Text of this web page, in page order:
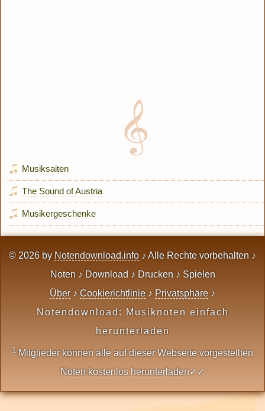
Musiksaiten
The Sound of Austria
Musikergeschenke
© 2026 by Notendownload.info ♪ Alle Rechte vorbehalten ♪
Noten ♪ Download ♪ Drucken ♪ Spielen
Über ♪ Cookierichtlinie ♪ Privatsphäre ♪
Notendownload: Musiknoten einfach
herunterladen
1 Mitglieder können alle auf dieser Webseite vorgestellten
Noten kostenlos herunterladen✓✓